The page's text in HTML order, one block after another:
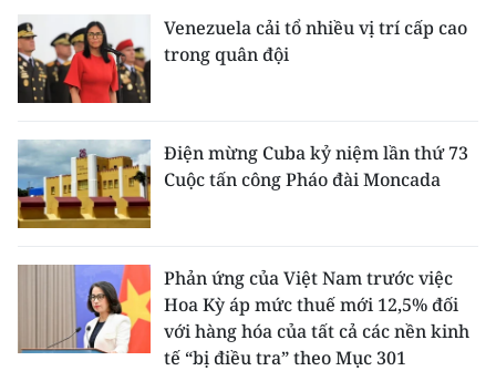
Venezuela cải tổ nhiều vị trí cấp cao
trong quân đội
Điện mừng Cuba kỷ niệm lần thứ 73
Cuộc tấn công Pháo đài Moncada
Phản ứng của Việt Nam trước việc
Hoa Kỳ áp mức thuế mới 12,5% đối
với hàng hóa của tất cả các nền kinh
tế “bị điều tra” theo Mục 301